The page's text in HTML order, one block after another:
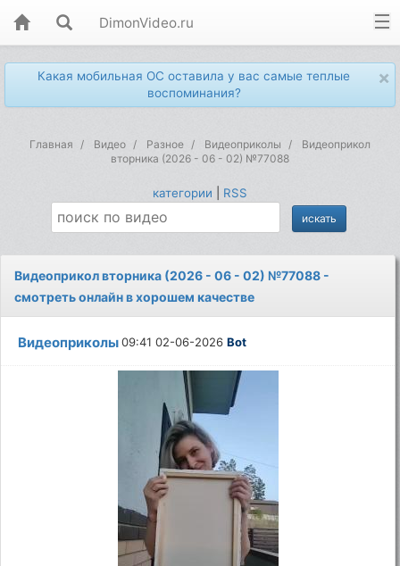
DimonVideo.ru
×
Какая мобильная ОС оставила у вас самые теплые
воспоминания?
Главная Видео Разное Видеоприколы
Видеоприкол
вторника (2026 - 06 - 02) №77088
категории RSS
Видеоприкол вторника (2026 - 06 - 02) №77088 -
смотреть онлайн в хорошем качестве
Видеоприколы09:41 02-06-2026Bot